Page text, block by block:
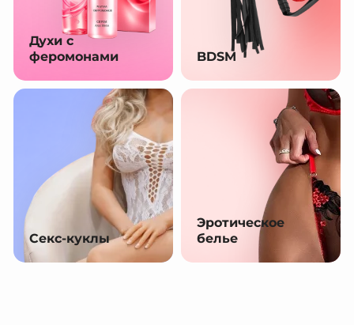
Духи с
феромонами
BDSM
Секс-куклы
Эротическое
белье